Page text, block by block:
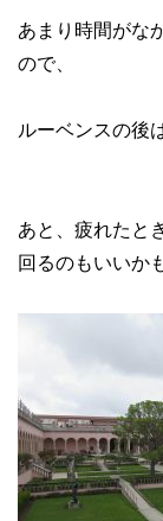
あまり時間がな
ので、
ルーベンスの後
あと、疲れたと
回るのもいいか